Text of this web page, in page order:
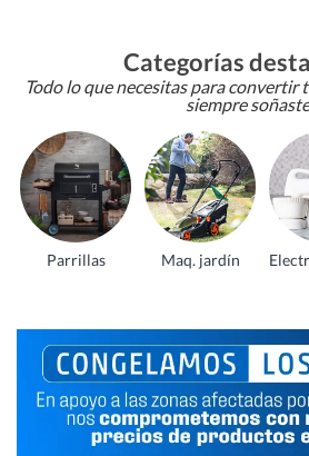
Categorías
Todo lo que necesitas para convertir
siempre
Parrillas Maq. jardín